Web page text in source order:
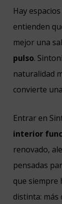
Hay
entienden
mejor una
pulso.
naturalidad
convierte
Entrar en
interior
renovado,
pensadas
que siempre
distinta: más